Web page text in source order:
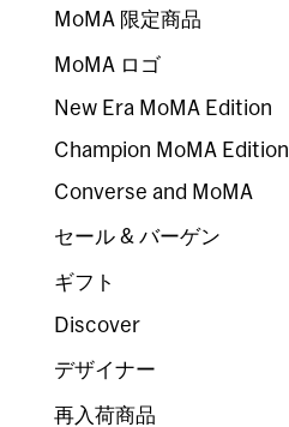
MoMA 限定商品
MoMA ロゴ
New Era MoMA Edition
Champion MoMA Edition
Converse and MoMA
セール & バーゲン
ギフト
Discover
デザイナー
再入荷商品